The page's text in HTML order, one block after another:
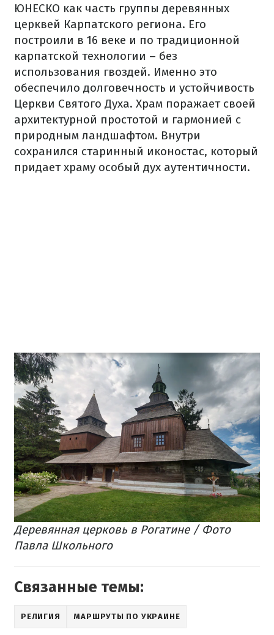
ЮНЕСКО как часть группы деревянных
церквей Карпатского региона. Его
построили в 16 веке и по традиционной
карпатской технологии – без
использования гвоздей. Именно это
обеспечило долговечность и устойчивость
Церкви Святого Духа. Храм поражает своей
архитектурной простотой и гармонией с
природным ландшафтом. Внутри
сохранился старинный иконостас, который
придает храму особый дух аутентичности.
Деревянная церковь в Рогатине / Фото
Павла Школьного
Связанные темы:
РЕЛИГИЯ МАРШРУТЫ ПО УКРАИНЕ